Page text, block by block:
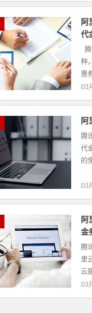
阿
代
种
惠
03
阿
腾
代
的
03
阿
金
腾
里
云
03